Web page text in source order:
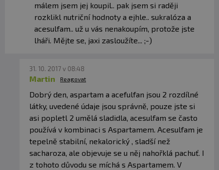
málem jsem jej koupil.. pak jsem si raději
rozklikl nutriční hodnoty a ejhle.. sukralóza a
acesulfam.. už u vás nenakoupím, protože jste
lháři. Mějte se, jaxi zasloužíte... ;-)
31. 10. 2017 v 08:48
Martin Reagovat
Dobrý den, aspartam a acefulfan jsou 2 rozdílné
látky, uvedené údaje jsou správně, pouze jste si
asi popletl 2 umělá sladidla, acesulfam se často
používá v kombinaci s Aspartamem. Acesulfam je
tepelně stabilní, nekalorický , sladší než
sacharoza, ale objevuje se u něj nahořklá pachuť. I
z tohoto důvodu se míchá s Aspartamem. V